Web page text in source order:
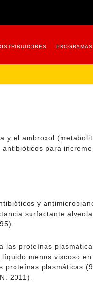
PROGRAMAS
y el ambroxol
para
y
surfactante
proteínas
menos viscoso
plasmáticas
2011).